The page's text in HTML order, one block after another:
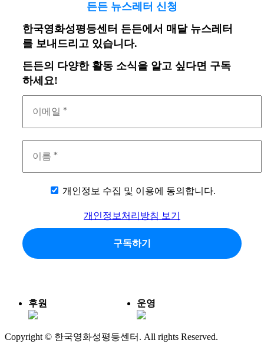
든든 뉴스레터 신청
한국영화성평등센터 든든에서 매달 뉴스레터
를 보내드리고 있습니다.
든든의 다양한 활동 소식을 알고 싶다면 구독
하세요!
개인정보 수집 및 이용에 동의합니다.
개인정보처리방침 보기
운영
후원
Copyright © 한국영화성평등센터. All rights Reserved.